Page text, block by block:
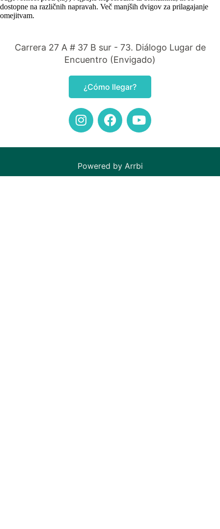
dostopne na različnih napravah. Več manjših dvigov za prilagajanje
omejitvam.
Carrera 27 A # 37 B sur - 73. Diálogo Lugar de
Encuentro (Envigado)
¿Cómo llegar?
Powered by Arrbi